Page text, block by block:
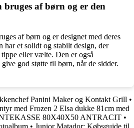
bruges af børn og er den
af børn og er designet med deres
har et solidt og stabilt design, der
eller vælte. Den er også
god støtte til børn, når de sidder.
Panini Maker og Kontakt Grill •
med Frozen 2 Elsa dukke 81cm med
80X40X50 ANTRACIT •
• Junior Matador: Købsguide til